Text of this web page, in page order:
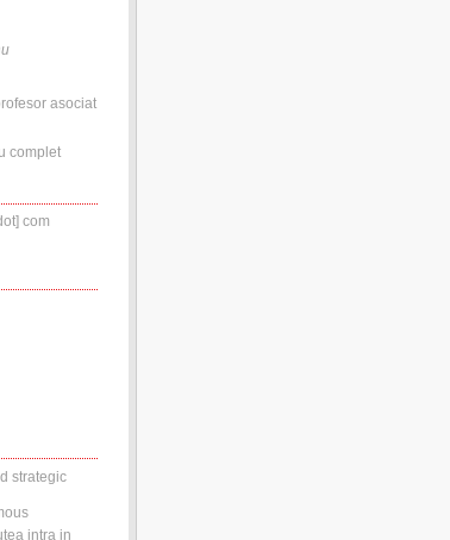
asociat
complet
com
strategic
intra in